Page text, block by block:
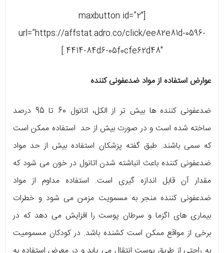
[maxbutton id=”2″
url=”https://affstat.adro.co/click/ee82e81d-0596-
4414-84d6-05f0cfe62d48″ ]
عوارض استفاده از مواد ضدعفونی کننده
ضدعفونی کننده ها بیش تر از الکل، اتانول 60 تا 95 درصد
ساخته شده است و در صورت بیش از حد استفاده ممکن است
که سمی باشند. طبق گفته پزشکان استفاده بیش از حد مواد
ضدعفونی کننده باعث انباشته شدن اتانول در خون می شود که
مقدار آن قابل اندازه گیری است. استفاده مداوم از مواد
ضدعفونی کننده منجر به مسمویت مزمن می شود و خطرات
بیماری های اگزما و سرطان پوست را افزایش می دهد که در
برخی از مواقع ممکن است کشنده باشد. در کودکان مسمومیت